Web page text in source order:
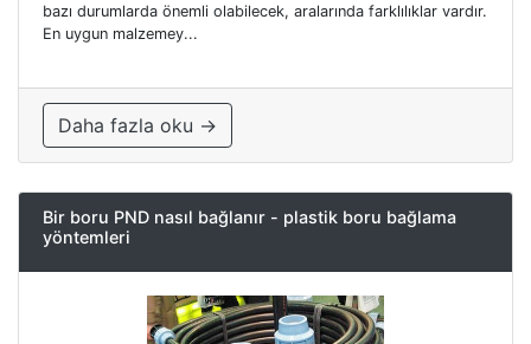
bazı durumlarda önemli olabilecek, aralarında farklılıklar vardır.
En uygun malzemey...
Daha fazla oku →
Bir boru PND nasıl bağlanır - plastik boru bağlama
yöntemleri